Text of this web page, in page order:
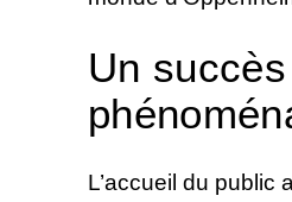
Un succès
L’accueil du public